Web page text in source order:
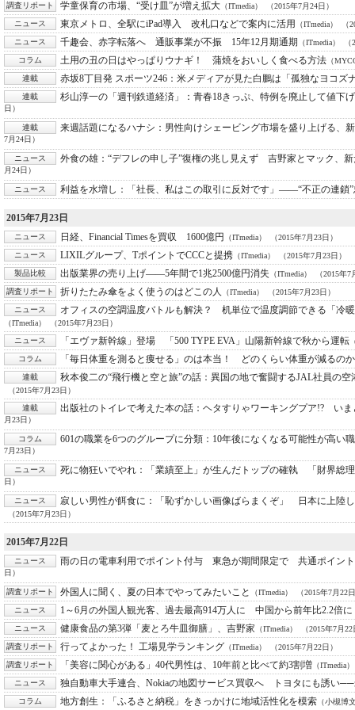
調査リポート 学童保育の市場、“受け皿”が増え拡大 （ITmedia）
（2015年7月24日）
ニュース
東京メトロ、全駅にiPad導入 改札口などで案内に活用 （ITmedia）
（
ニュース
千趣会、赤字転落へ 通販事業が不振 15年12月期通期 （ITmedia）
コラム
土用の丑の日はやっぱりウナギ！ 蒲焼をおいしく食べる方法 （
連載
赤坂8丁目発 スポーツ246： 米メディアが見た白鵬は「孤独なヨコズ
連載 杉山淳一の「週刊鉄道経済」： 青春18きっぷ、特例を廃止して値下
日）
連載 来週話題になるハナシ： 男性向けシェービング市場を盛り上げる、
7月24日）
ニュース 外食の雄： “デフレの申し子”復権の兆し見えず 吉野家とマック、
月24日）
ニュース 利益を水増し： 「社長、私はこの取引に反対です」――“不正の連鎖
2015年7月23日
ニュース 日経、Financial Timesを買収 1600億円 （ITmedia）
（2015年7月23日）
ニュース
LIXILグループ、TポイントでCCCと提携 （ITmedia）
（2015年7月23日）
製品比較
出版業界の売り上げ――5年間で1兆2500億円消失 （ITmedia）
（2015年
調査リポート
折りたたみ傘をよく使うのはどこの人 （ITmedia）
（2015年7月23日）
ニュース
オフィスの空調温度バトルも解決？ 机単位で温度調節できる「冷
（ITmedia）
（2015年7月23日）
ニュース
「エヴァ新幹線」登場 「500 TYPE EVA」山陽新幹線で秋から運転
コラム
「毎日体重を測ると痩せる」のは本当！ どのくらい体重が減るのか
連載 秋本俊二の“飛行機と空と旅”の話： 異国の地で奮闘するJAL社員の空
（2015年7月23日）
連載
出版社のトイレで考えた本の話： ヘタすりゃワーキングプア!? いま
月23日）
コラム 601の職業を6つのグループに分類： 10年後になくなる可能性が高い
7月23日）
ニュース 死に物狂いでやれ：
「業績至上」が生んだトップの確執 「財界総
日）
ニュース 寂しい男性が餌食に： 「恥ずかしい画像ばらまくぞ」 日本に上陸
（2015年7月23日）
2015年7月22日
ニュース
雨の日の電車利用でポイント付与 東急が期間限定で 共通ポイン
日）
調査リポート 外国人に聞く、夏の日本でやってみたいこと （ITmedia）
（2015年7月22
ニュース
1～6月の外国人観光客、過去最高914万人に 中国から前年比2.2倍に
ニュース
健康食品の第3弾「麦とろ牛皿御膳」、吉野家 （ITmedia）
（2015年7月
調査リポート
行ってよかった！ 工場見学ランキング （ITmedia）
（2015年7月22日）
調査リポート
「美容に関心がある」40代男性は、10年前と比べて約3割増 （ITmedia）
ニュース
独自動車大手連合、Nokiaの地図サービス買収へ トヨタにも誘い
コラム 地方創生： 「ふるさと納税」をきっかけに地域活性化を模索 （小槻博